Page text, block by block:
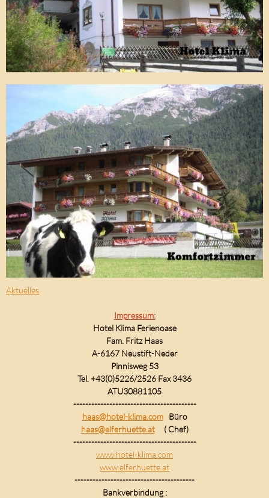
Aktuelles
Impressum:
Hotel Klima Ferienoase
Fam. Fritz Haas
A-6167 Neustift-Neder
Pinnisweg 53
Tel. +43(0)5226/2526 Fax 3436
ATU30881105
-----------------------------------------
haas@hotel-klima.comBüro
haas@elferhuette.at( Chef)
-----------------------------------------
www.hotel-klima.com
www.elferhuette.at
----------------------------------------
Bankverbindung :